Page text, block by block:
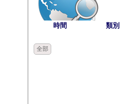
時間 類別
全部